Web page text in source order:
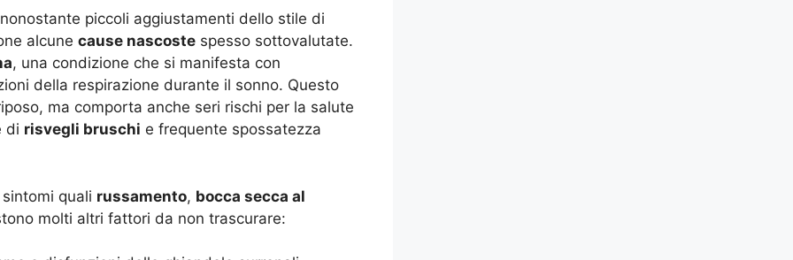
piccoli aggiustamenti dello stile di
alcune cause nascoste spesso sottovalutate.
, una condizione che si manifesta con
della respirazione durante il sonno. Questo
ma comporta anche seri rischi per la salute
di risvegli bruschi e frequente spossatezza
quali russamento, bocca secca al
molti altri fattori da non trascurare: